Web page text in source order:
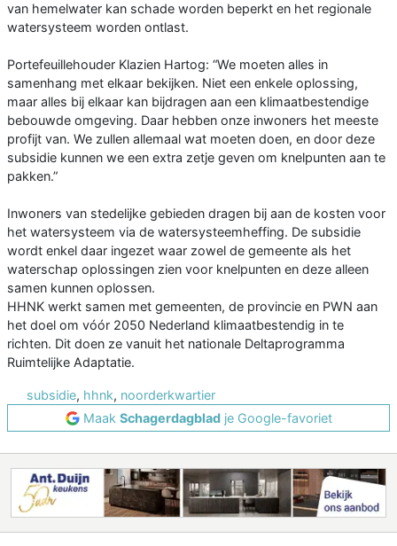
van hemelwater kan schade worden beperkt en het regionale
watersysteem worden ontlast.
Portefeuillehouder Klazien Hartog: “We moeten alles in
samenhang met elkaar bekijken. Niet een enkele oplossing,
maar alles bij elkaar kan bijdragen aan een klimaatbestendige
bebouwde omgeving. Daar hebben onze inwoners het meeste
profijt van. We zullen allemaal wat moeten doen, en door deze
subsidie kunnen we een extra zetje geven om knelpunten aan te
pakken.”
Inwoners van stedelijke gebieden dragen bij aan de kosten voor
het watersysteem via de watersysteemheffing. De subsidie
wordt enkel daar ingezet waar zowel de gemeente als het
waterschap oplossingen zien voor knelpunten en deze alleen
samen kunnen oplossen.
HHNK werkt samen met gemeenten, de provincie en PWN aan
het doel om vóór 2050 Nederland klimaatbestendig in te
richten. Dit doen ze vanuit het nationale Deltaprogramma
Ruimtelijke Adaptatie.
subsidie, hhnk, noorderkwartier
Maak Schagerdagbladje Google-favoriet